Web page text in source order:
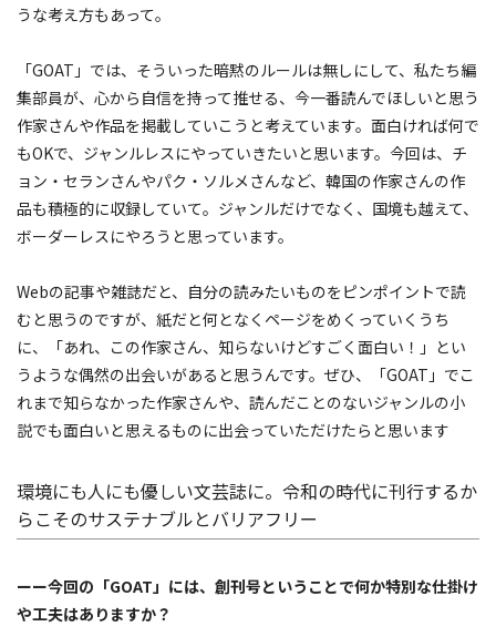
うな考え方もあって。
「GOAT」では、そういった暗黙のルールは無しにして、私たち編
集部員が、心から自信を持って推せる、今一番読んでほしいと思う
作家さんや作品を掲載していこうと考えています。面白ければ何で
もOKで、ジャンルレスにやっていきたいと思います。今回は、チ
ョン・セランさんやパク・ソルメさんなど、韓国の作家さんの作
品も積極的に収録していて。ジャンルだけでなく、国境も越えて、
ボーダーレスにやろうと思っています。
Webの記事や雑誌だと、自分の読みたいものをピンポイントで読
むと思うのですが、紙だと何となくページをめくっていくうち
に、「あれ、この作家さん、知らないけどすごく面白い！」とい
うような偶然の出会いがあると思うんです。ぜひ、「GOAT」でこ
れまで知らなかった作家さんや、読んだことのないジャンルの小
説でも面白いと思えるものに出会っていただけたらと思います
環境にも人にも優しい文芸誌に。令和の時代に刊行するか
らこそのサステナブルとバリアフリー
ーー今回の「GOAT」には、創刊号ということで何か特別な仕掛け
や工夫はありますか？